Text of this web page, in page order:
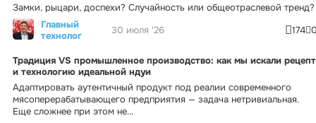
Замки, рыцари, доспехи? Случайность или общеотраслевой тренд?
Главный
технолог
30 июля '26 174
Традиция VS промышленное производство: как мы искали рецепт
и технологию идеальной ндуи
Адаптировать аутентичный продукт под реалии современного
мясоперерабатывающего предприятия — задача нетривиальная.
Еще сложнее при этом не...